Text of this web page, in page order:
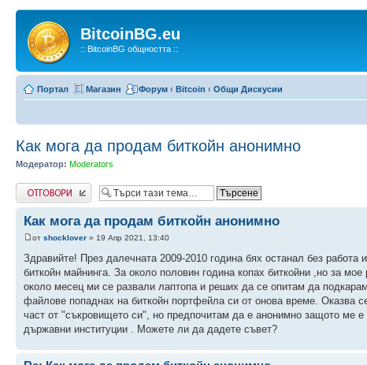
BitcoinBG.eu
:: BitcoinBG общността ::
Портал Магазин Форум ‹ Bitcoin ‹ Общи Дискусии
Как мога да продам биткойн анонимно
Модератор: Moderators
Напиши коментар
Как мога да продам биткойн анонимно
от shocklover » 19 Апр 2021, 13:40
Здравийте! През далечната 2009-2010 година бях останал без
биткойн майнинга. За около половин година копах биткойни ,но за
около месец ми се развали лаптопа и реших да се опитам да
файлове попаднах на биткойн портфейла си от онова време. Оказва
част от "съкровището си", но предпочитам да е анонимно защото ме
държавни институции . Можете ли да дадете съвет?